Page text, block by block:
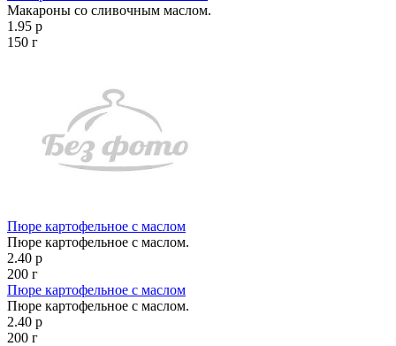
Макароны со сливочным маслом.
1.95 р
150 г
Пюре картофельное с маслом
Пюре картофельное с маслом.
2.40 р
200 г
Пюре картофельное с маслом
Пюре картофельное с маслом.
2.40 р
200 г